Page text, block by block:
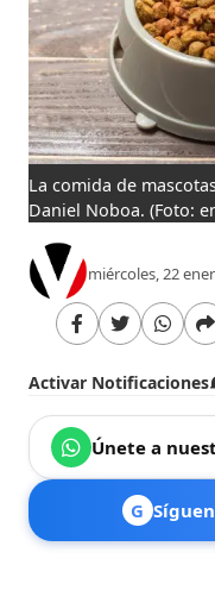
La comida de
Daniel Noboa.(Foto:
miércoles, 22
Activar Notificaciones
Únete a
G